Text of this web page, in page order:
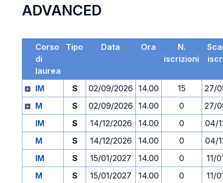
ADVANCED
Corso
di
laurea
Tipo Data Ora
N.
iscrizioni
IM S 02/09/2026 14.00 15
27/
M
S 02/09/2026 14.00 0
27/
IM
S 14/12/2026 14.00 0
04/
M
S 14/12/2026 14.00 0
04/
IM
S 15/01/2027 14.00 0
11/
M
S 15/01/2027 14.00 0
11/